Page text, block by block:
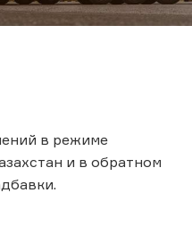
в режиме
и в обратном